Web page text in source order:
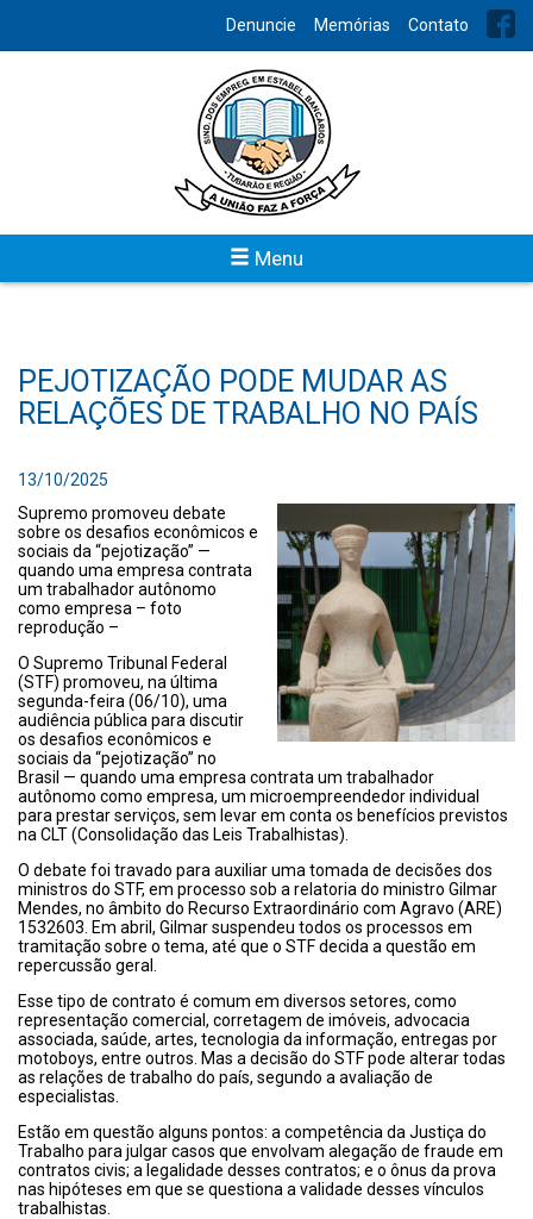
Denuncie Memórias Contato
Menu
PEJOTIZAÇÃO PODE MUDAR AS
RELAÇÕES DE TRABALHO NO PAÍS
13/10/2025
Supremo promoveu debate
sobre os desafios econômicos e
sociais da “pejotização” —
quando uma empresa contrata
um trabalhador autônomo
como empresa – foto
reprodução –
O Supremo Tribunal Federal
(STF) promoveu, na última
segunda-feira (06/10), uma
audiência pública para discutir
os desafios econômicos e
sociais da “pejotização” no
Brasil — quando uma empresa contrata um trabalhador
autônomo como empresa, um microempreendedor individual
para prestar serviços, sem levar em conta os benefícios previstos
na CLT (Consolidação das Leis Trabalhistas).
O debate foi travado para auxiliar uma tomada de decisões dos
ministros do STF, em processo sob a relatoria do ministro Gilmar
Mendes, no âmbito do Recurso Extraordinário com Agravo (ARE)
1532603. Em abril, Gilmar suspendeu todos os processos em
tramitação sobre o tema, até que o STF decida a questão em
repercussão geral.
Esse tipo de contrato é comum em diversos setores, como
representação comercial, corretagem de imóveis, advocacia
associada, saúde, artes, tecnologia da informação, entregas por
motoboys, entre outros. Mas a decisão do STF pode alterar todas
as relações de trabalho do país, segundo a avaliação de
especialistas.
Estão em questão alguns pontos: a competência da Justiça do
Trabalho para julgar casos que envolvam alegação de fraude em
contratos civis; a legalidade desses contratos; e o ônus da prova
nas hipóteses em que se questiona a validade desses vínculos
trabalhistas.